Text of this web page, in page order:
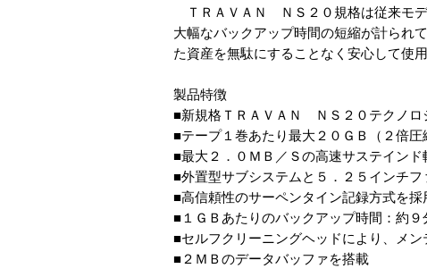
ＴＲＡＶＡＮ ＮＳ２０規格は従来モデ
大幅なバックアップ時間の短縮が計られ
た資産を無駄にすることなく安心して使
製品特徴
■新規格ＴＲＡＶＡＮ ＮＳ２０テクノロ
■テープ１巻あたり最大２０ＧＢ（２倍圧
■最大２．０ＭＢ／Ｓの高速サステインド
■外置型サブシステムと５．２５インチ
■高信頼性のサーペンタイン記録方式を採
■１ＧＢあたりのバックアップ時間：約９
■セルフクリーニングヘッドにより、メン
■２ＭＢのデータバッファを搭載